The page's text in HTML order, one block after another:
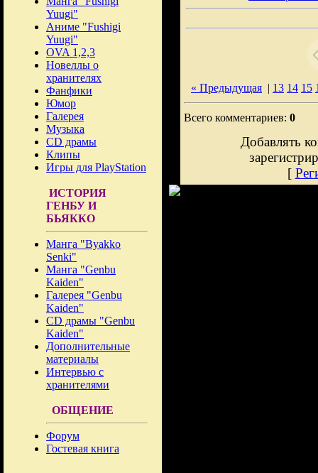
Yuugi"
Аниме "Fushigi
Yuugi"
OVA 1,2,3
Новеллы о
хранителях
Фанфики
Юмор
Галерея
Музыка
CD драмы
Клипы
Игры для PlayStation
ИСТОРИЯ
ГЕНБУ И
БЬЯККО
Манга "Byakko
Senki"
Манга "Genbu
Kaiden"
Галерея "Genbu
Kaiden"
CD драмы "Genbu
Kaiden"
Дополнительные
материалы
Интервью с
хранителями
ОБЩЕНИЕ
Форум
Гостевая книга
« Предыдущая | 13 14 15
Всего комментариев: 0
Добавлять
[